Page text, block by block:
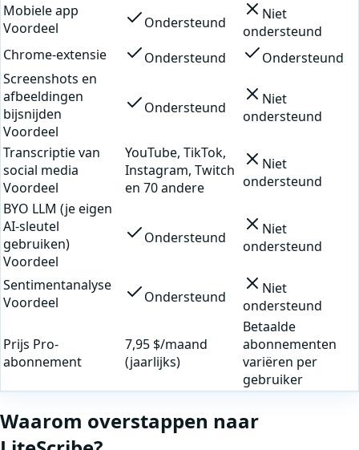
Mobiele app
Voordeel
Ondersteund
Niet
ondersteund
Chrome-extensie
Ondersteund
Ondersteund
Screenshots en
afbeeldingen
bijsnijden
Voordeel
Ondersteund
Niet
ondersteund
Transcriptie van
social media
Voordeel
YouTube, TikTok,
Instagram, Twitch
en 70 andere
Niet
ondersteund
BYO LLM (je eigen
AI-sleutel
gebruiken)
Voordeel
Ondersteund
Niet
ondersteund
Sentimentanalyse
Voordeel
Ondersteund
Niet
ondersteund
Prijs Pro-
abonnement
7,95 $/maand
(jaarlijks)
Betaalde
abonnementen
variëren per
gebruiker
Waarom overstappen naar